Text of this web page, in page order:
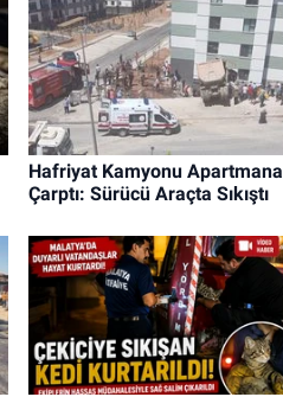
Hafriyat Kamyonu Apartmana
Çarptı: Sürücü Araçta Sıkıştı